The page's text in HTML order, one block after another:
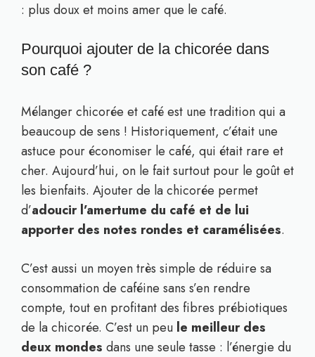
: plus doux et moins amer que le café.
Pourquoi ajouter de la chicorée dans
son café ?
Mélanger chicorée et café est une tradition qui a
beaucoup de sens ! Historiquement, c’était une
astuce pour économiser le café, qui était rare et
cher. Aujourd’hui, on le fait surtout pour le goût et
les bienfaits. Ajouter de la chicorée permet
d’adoucir l’amertume du café et de lui
apporter des notes rondes et caramélisées.
C’est aussi un moyen très simple de réduire sa
consommation de caféine sans s’en rendre
compte, tout en profitant des fibres prébiotiques
de la chicorée. C’est un peu le meilleur des
deux mondes dans une seule tasse : l’énergie du